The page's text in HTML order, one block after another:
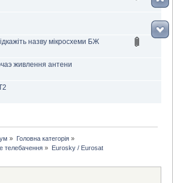
назву мікросхеми БЖ
живлення антени
» Головна категорія»
телебачення » Eurosky / Eurosat